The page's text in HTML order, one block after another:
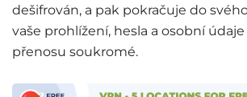
dešifrován, a pak pokračuje do
vaše prohlížení, hesla a osobní
přenosu soukromé.